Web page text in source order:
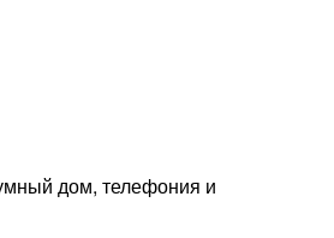
дом, телефония и